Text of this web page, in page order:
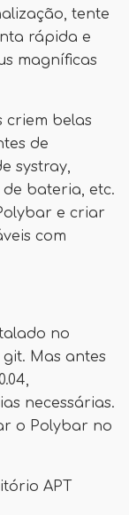
tente
rápida e
magníficas
criem belas
de
systray,
bateria, etc.
e criar
​​com
no
Mas antes
necessárias.
o Polybar no
APT